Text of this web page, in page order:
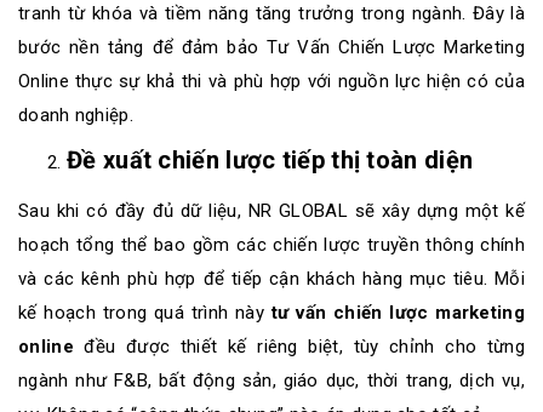
tranh từ khóa và tiềm năng tăng trưởng trong ngành. Đây là
bước nền tảng để đảm bảo Tư Vấn Chiến Lược Marketing
Online thực sự khả thi và phù hợp với nguồn lực hiện có của
doanh nghiệp.
Đề xuất chiến lược tiếp thị toàn diện
Sau khi có đầy đủ dữ liệu, NR GLOBAL sẽ xây dựng một kế
hoạch tổng thể bao gồm các chiến lược truyền thông chính
và các kênh phù hợp để tiếp cận khách hàng mục tiêu. Mỗi
kế hoạch trong quá trình này tư vấn chiến lược marketing
onlineđều được thiết kế riêng biệt, tùy chỉnh cho từng
ngành như F&B, bất động sản, giáo dục, thời trang, dịch vụ,